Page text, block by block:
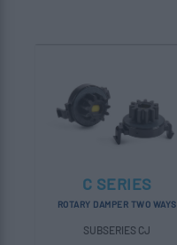
C SERIES
ROTARY DAMPER TWO WAYS
SUBSERIES CJ